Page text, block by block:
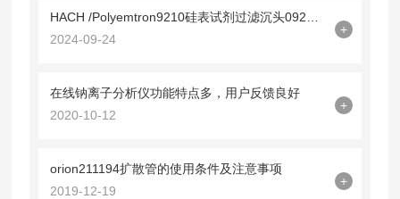
2024-09-24
+
在线钠离子分析仪功能特点多，用户反馈良好
2020-10-12
+
orion211194扩散管的使用条件及注意事项
2019-12-19
+